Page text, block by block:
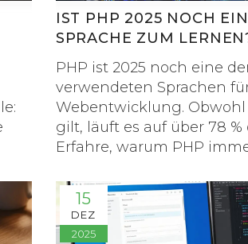
IST PHP 2025 NOCH
SPRACHE ZUM
PHP ist 2025 noch eine
verwendeten Sprachen
Webentwicklung. Obwohl
gilt, läuft es auf über 78 %
Erfahre, warum PHP
15
DEZ
2025